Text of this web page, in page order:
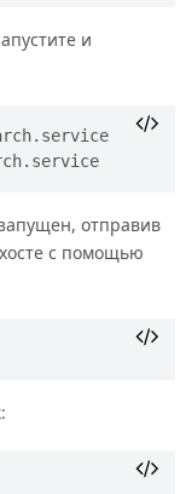
и
отправив
с помощью